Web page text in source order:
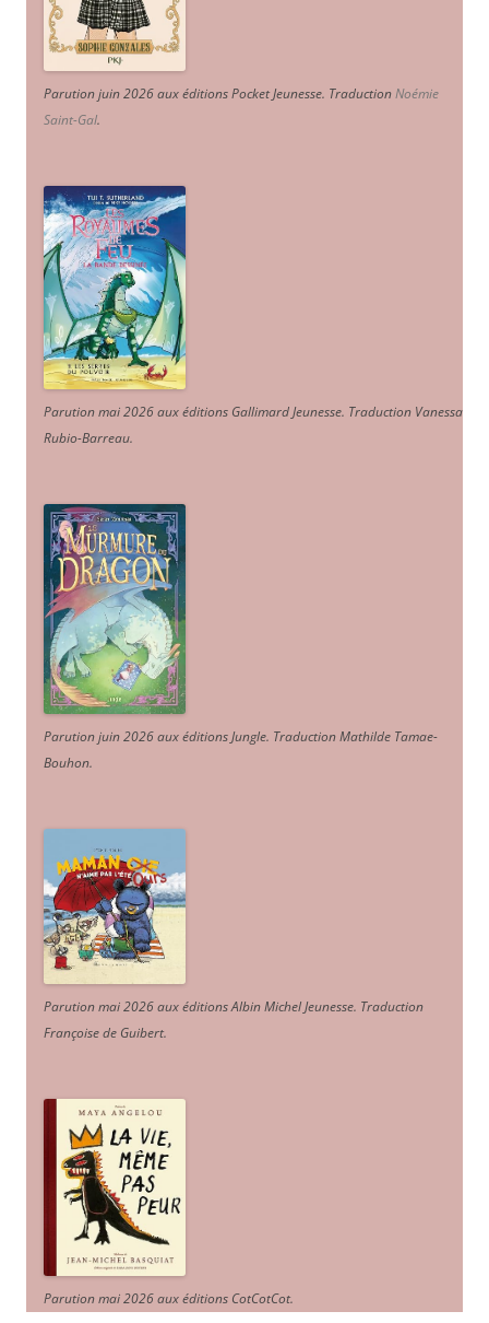
Parution juin 2026 aux éditions Pocket Jeunesse. TraductionNoémie
Saint-Gal.
Parution mai 2026 aux éditions Gallimard Jeunesse. Traduction Vanessa
Rubio-Barreau.
Parution juin 2026 aux éditions Jungle. Traduction Mathilde Tamae-
Bouhon.
Parution mai 2026 aux éditions Albin Michel Jeunesse. Traduction
Françoise de Guibert.
Parution mai 2026 aux éditions CotCotCot.